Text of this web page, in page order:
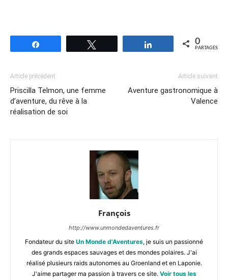
Partagez 0
PARTAGES
Article précédent
Priscilla Telmon, une femme
d’aventure, du rêve à la
réalisation de soi
Article suivant
Aventure gastronomique à
Valence
François
http://www.unmondedaventures.fr
Fondateur du site Un Monde d'Aventures, je suis un passionné
des grands espaces sauvages et des mondes polaires. J'ai
réalisé plusieurs raids autonomes au Groenland et en Laponie.
J'aime partager ma passion à travers ce site. Voir tous les